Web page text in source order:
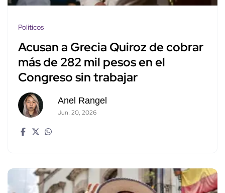
Políticos
Acusan a Grecia Quiroz de cobrar
más de 282 mil pesos en el
Congreso sin trabajar
Anel Rangel
Jun. 20, 2026